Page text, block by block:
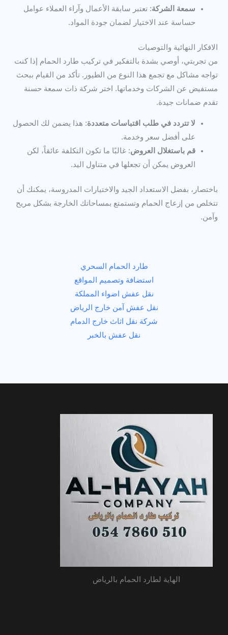
سمعة الشركة: تعتبر سابقة الأعمال وآراء العملاء عوامل
حساسة عند الاختيار لضمان جودة المواد.
الافكار النهائية والتوصيات
من تجربتي، أوصي بشدة بالتفكير في تركيب طارد الحمام إذا كنت
تواجه مشاكل مع تجمع هذا النوع من الطيور. تأكد من القيام ببحث
مستفيض عن الشركات وخدماتها. اختر شركة ذات سمعة حسنة
تقدم ضمانات جيدة.
لا تتردد في طلب اقتباسات متعددة: هذا يضمن لك الحصول
على أفضل سعر وخدمة.
قم باستغلال العروض: غالبًا ما تكون التكلفة عائقاً، لكن
العروض يمكن أن تجعلها في متناول اليد.
باختصار، بفضل الاستعداد الجيد والاختيارات المدروسة، يمكنك أن
تتخلص من إزعاج الحمام وتستمتع بمساحاتك الخارجة بشكل مريح
وآمن.
طارد الحمام السحري
استضافة وتصميم المواقع
نقل عفش اضواء المملكة
نقل عفش آمن خارج الرياض
شركة نقل اثاث خارج الدمام
نقل عفش بالخبر
الهاية لطارد الحمام بالرياض